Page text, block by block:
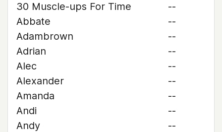
30 Muscle-ups For Time
--
Abbate
--
Adambrown
--
Adrian
--
Alec
--
Alexander
--
Amanda
--
Andi
--
Andy
--